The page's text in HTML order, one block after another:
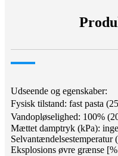
Udseende og egenskaber:
Fysisk tilstand: fast pasta
Vandopløselighed: 100%
Mættet damptryk (kPa):
Selvantændelsestemperatur
Eksplosions øvre grænse